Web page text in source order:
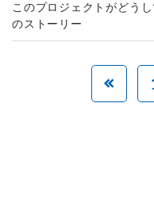
このプロジェクトがどう
のストーリー